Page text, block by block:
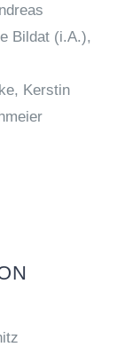
Bildat (i.A.),
Kerstin